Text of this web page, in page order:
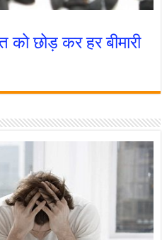
छोड़ कर हर बीमारी